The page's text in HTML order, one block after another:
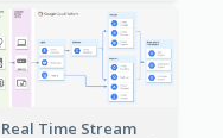
Real Time Stream